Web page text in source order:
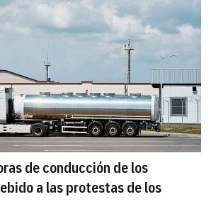
de conducción de los
a las protestas de los